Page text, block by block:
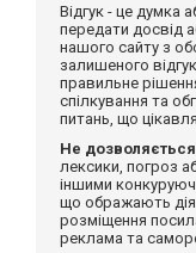
Відгук - це думка
передати досвід
нашого сайту з
залишеного
правильне
спілкування та
питань, що
Не
лексики, погроз
іншими
що ображають
розміщення
реклама та